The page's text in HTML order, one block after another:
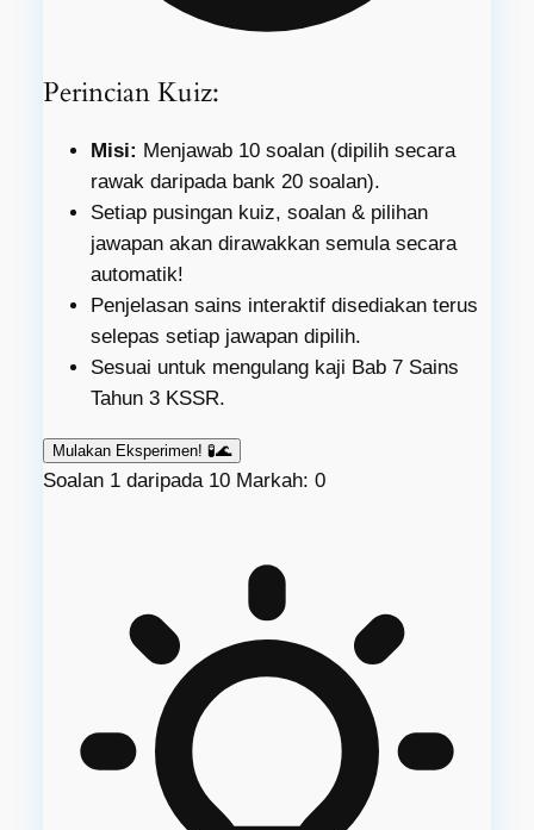
Perincian Kuiz:
Misi: Menjawab 10 soalan (dipilih secara
rawak daripada bank 20 soalan).
Setiap pusingan kuiz, soalan & pilihan
jawapan akan dirawakkan semula secara
automatik!
Penjelasan sains interaktif disediakan terus
selepas setiap jawapan dipilih.
Sesuai untuk mengulang kaji Bab 7 Sains
Tahun 3 KSSR.
Mulakan Eksperimen! 🧪🌊
Soalan 1 daripada 10 Markah: 0